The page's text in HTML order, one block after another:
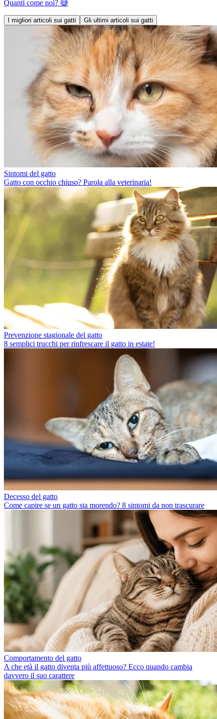
Quanti come noi? 😅
I migliori articoli sui gatti Gli ultimi articoli sui gatti
Sintomi del gatto
Gatto con occhio chiuso? Parola alla veterinaria!
Prevenzione stagionale del gatto
8 semplici trucchi per rinfrescare il gatto in estate!
Decesso del gatto
Come capire se un gatto sta morendo? 8 sintomi da non trascurare
Comportamento del gatto
A che età il gatto diventa più affettuoso? Ecco quando cambia
davvero il suo carattere